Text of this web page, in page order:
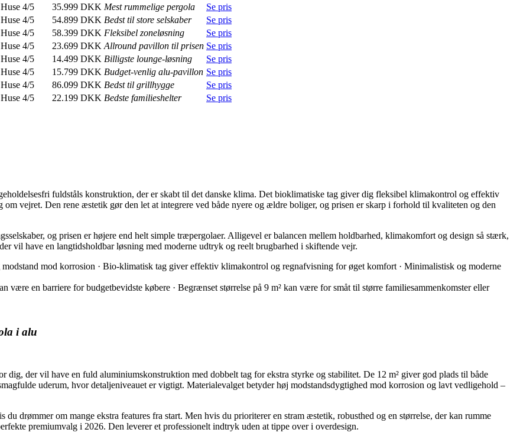
4/5 35.999 DKK Mest rummelige pergola
Se pris
4/5 54.899 DKK Bedst til store selskaber
Se pris
4/5 58.399 DKK Fleksibel zoneløsning
Se pris
4/5 23.699 DKK Allround pavillon til prisen Se pris
4/5 14.499 DKK Billigste lounge-løsning
Se pris
4/5 15.799 DKK Budget-venlig alu-pavillon Se pris
4/5 86.099 DKK Bedst til grillhygge
Se pris
4/5 22.199 DKK Bedste familieshelter Se pris
fuldståls konstruktion, der er skabt til det danske klima. Det bioklimatiske tag giver dig fleksibel klimakontrol og effektiv
vejret. Den rene æstetik gør den let at integrere ved både nyere og ældre boliger, og prisen er skarp i forhold til kvaliteten og den
og prisen er højere end helt simple træpergolaer. Alligevel er balancen mellem holdbarhed, klimakomfort og design så stærk,
vil have en langtidsholdbar løsning med moderne udtryk og reelt brugbarhed i skiftende vejr.
mod korrosion · Bio-klimatisk tag giver effektiv klimakontrol og regnafvisning for øget komfort · Minimalistisk og moderne
være en barriere for budgetbevidste købere · Begrænset størrelse på 9 m² kan være for småt til større familiesammenkomster eller
i alu
der vil have en fuld aluminiumskonstruktion med dobbelt tag for ekstra styrke og stabilitet. De 12 m² giver god plads til både
uderum, hvor detaljeniveauet er vigtigt. Materialevalget betyder høj modstandsdygtighed mod korrosion og lavt vedligehold –
drømmer om mange ekstra features fra start. Men hvis du prioriterer en stram æstetik, robusthed og en størrelse, der kan rumme
premiumvalg i 2026. Den leverer et professionelt indtryk uden at tippe over i overdesign.